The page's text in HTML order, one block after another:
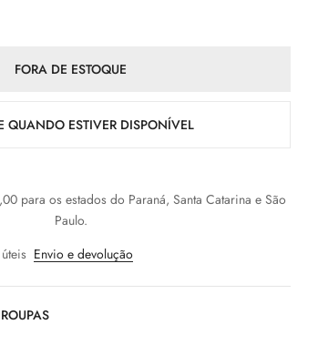
FORA DE ESTOQUE
QUANDO ESTIVER DISPONÍVEL
para os estados do Paraná, Santa Catarina e São
Paulo.
Envio e devolução
ROUPAS